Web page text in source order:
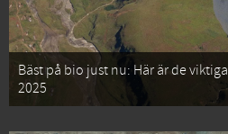
Bäst på bio just nu: Här är de
2025